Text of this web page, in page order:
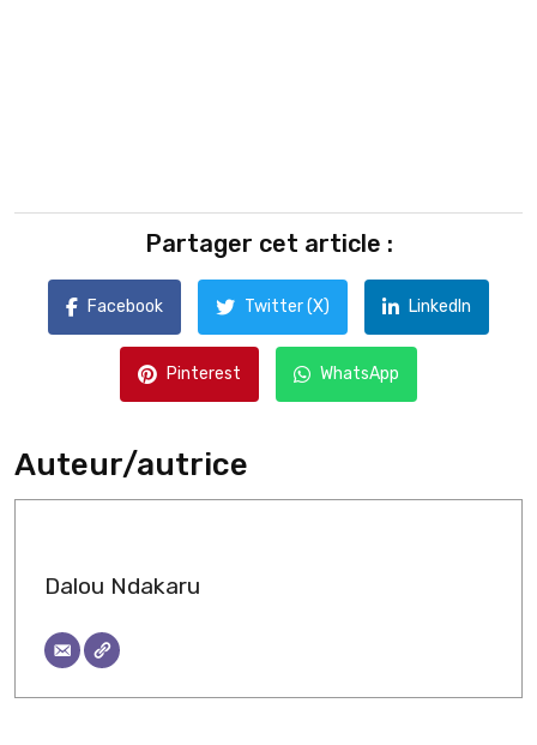
Partager cet article :
Facebook Twitter (X) LinkedIn
Pinterest WhatsApp
Auteur/autrice
Dalou Ndakaru